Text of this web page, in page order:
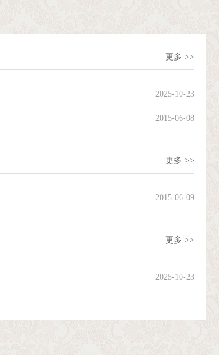
更多 >>
2025-10-23
2015-06-08
更多 >>
2015-06-09
更多 >>
2025-10-23